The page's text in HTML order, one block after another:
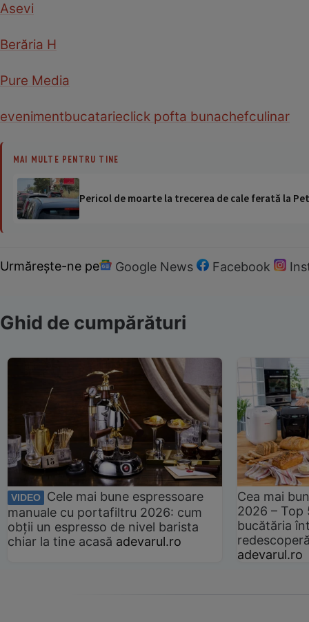
Asevi
Berăria H
Pure Media
evenimentbucatarieclick pofta bunachefculinar
MAI MULTE PENTRU TINE
Pericol de moarte la trecerea de cale ferată la
Urmărește-ne pe Google News Facebook
Ghid de cumpărături
VIDEO
Cele mai bune espressoare
manuale cu portafiltru 2026: cum
obții un espresso de nivel barista
chiar la tine acasă adevarul.ro
Cea mai
2026 –
bucătăria
adevarul.ro